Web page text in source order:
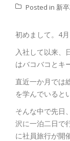
Posted in 新
初めまして。4
入社して以来、
はバコバコとキ
直近一か月では
を学んでいると
そんな中で先日
沢に一泊二日で
に社員旅行が開